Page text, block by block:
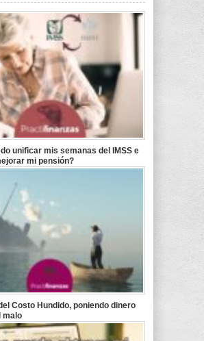
unificar mis semanas del IMSS e
mi pensión?
Costo Hundido, poniendo dinero
malo